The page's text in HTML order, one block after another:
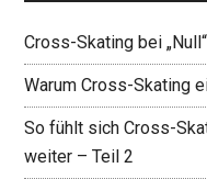
Cross-Skating bei
Warum Cross-Skating
So fühlt sich Cross-
weiter – Teil 2